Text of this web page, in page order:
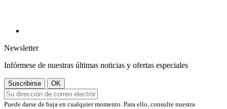
Newsletter
Infórmese de nuestras últimas noticias y ofertas especiales
Puede darse de baja en cualquier momento. Para ello, consulte nuestra